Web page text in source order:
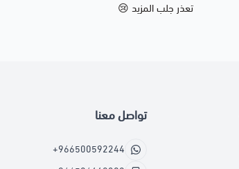
تعذر جلب المزيد 😢
تواصل معنا
+966500592244